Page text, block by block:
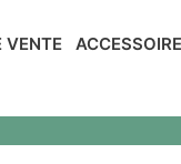
VENTE